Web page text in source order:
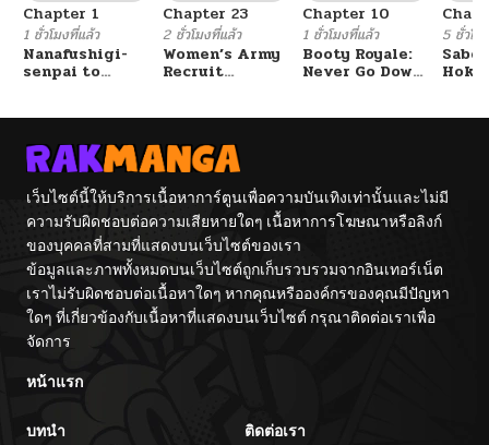
Chapter 1
1 ชั่วโมงที่แล้ว
Nanafushigi-
senpai to
Chapter 23
2 ชั่วโมงที่แล้ว
Women’s Army
Recruit
Chapter 10
1 ชั่วโมงที่แล้ว
Booty Royale:
Never Go Down
5 ชั่วโม
เว็บไซต์นี้ให้บริการเนื้อหาการ์ตูนเพื่อความบันเทิงเท่านั้นและไม่มี
ความรับผิดชอบต่อความเสียหายใดๆ เนื้อหาการโฆษณาหรือลิงก์
ของบุคคลที่สามที่แสดงบนเว็บไซต์ของเรา
ข้อมูลและภาพทั้งหมดบนเว็บไซต์ถูกเก็บรวบรวมจากอินเทอร์เน็ต
เราไม่รับผิดชอบต่อเนื้อหาใดๆ หากคุณหรือองค์กรของคุณมีปัญหา
ใดๆ ที่เกี่ยวข้องกับเนื้อหาที่แสดงบนเว็บไซต์ กรุณาติดต่อเราเพื่อ
จัดการ
หน้าแรก
บทนำ ติดต่อเรา